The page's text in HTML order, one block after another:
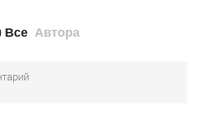
Все Автора